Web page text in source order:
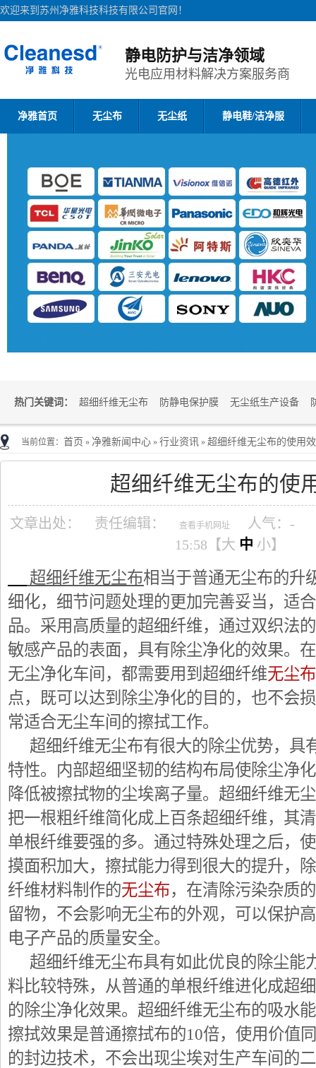
欢迎来到苏州净雅科技科技有限公司官网！
静电防护与洁净领域
光电应用材料解决方案服务商
净雅首页 无尘布 无尘纸 静电鞋/洁净服
热门关键词： 超细纤维无尘布 防静电保护膜 无尘纸生产设备
当前位置： 首页 » 净雅新闻中心 » 行业资讯 » 超细纤维无尘布的使用
超细纤维无尘布的使
文章出处： 责任编辑： 查看手机网址 人气： -
15:58【大 中 小】
超细纤维无尘布相当于普通无尘布的升
细化，细节问题处理的更加完善妥当，适
品。采用高质量的超细纤维，通过双织法
敏感产品的表面，具有除尘净化的效果。
无尘净化车间，都需要用到超细纤维无尘布
点，既可以达到除尘净化的目的，也不会
常适合无尘车间的擦拭工作。
超细纤维无尘布有很大的除尘优势，具
特性。内部超细坚韧的结构布局使除尘净
降低被擦拭物的尘埃离子量。超细纤维无
把一根粗纤维简化成上百条超细纤维，其
单根纤维要强的多。通过特殊处理之后，
摸面积加大，擦拭能力得到很大的提升，
纤维材料制作的无尘布，在清除污染杂质
留物，不会影响无尘布的外观，可以保护
电子产品的质量安全。
超细纤维无尘布具有如此优良的除尘能
料比较特殊，从普通的单根纤维进化成超
的除尘净化效果。超细纤维无尘布的吸水
擦拭效果是普通擦拭布的10倍，使用价值
的封边技术，不会出现尘埃对生产车间的